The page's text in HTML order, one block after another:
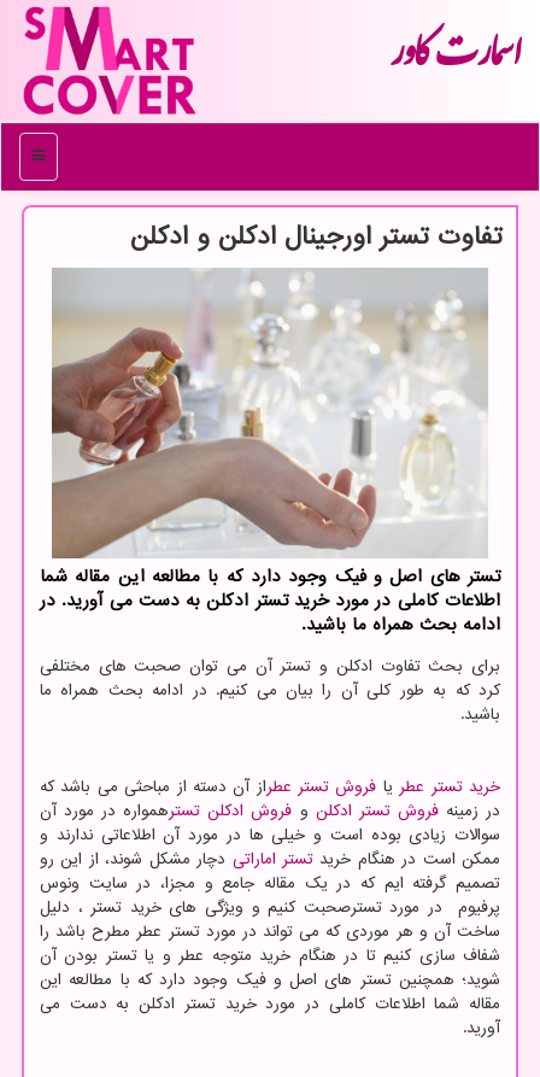
اسمارت كاور
منو
تفاوت تستر اورجینال ادكلن و ادكلن
تستر های اصل و فیك وجود دارد كه با مطالعه این مقاله شما
اطلاعات كاملی در مورد خرید تستر ادكلن به دست می آورید. در
ادامه بحث همراه ما باشید.
برای بحث تفاوت ادکلن و تستر آن می توان صحبت های مختلفی
كرد كه به طور كلی آن را بیان می كنیم. در ادامه بحث همراه ما
باشید.
خرید تستر عطر یا فروش تستر عطراز آن دسته از مباحثی می باشد که
در زمینهفروش تستر ادکلن و فروش ادکلن تسترهمواره در مورد آن
سوالات زیادی بوده است و خیلی ها در مورد آن اطلاعاتی ندارند و
ممکن است در هنگام خریدتستر اماراتی دچار مشکل شوند، از این رو
تصمیم گرفته ایم که در یک مقاله جامع و مجزا، در سایت ونوس
پرفیوم در مورد تسترصحبت کنیم و ویژگی های خرید تستر ، دلیل
ساخت آن و هر موردی که می تواند در مورد تستر عطر مطرح باشد را
شفاف سازی کنیم تا در هنگام خرید متوجه عطر و یا تستر بودن آن
شوید؛ همچنین تستر های اصل و فیک وجود دارد که با مطالعه این
مقاله شما اطلاعات کاملی در مورد خرید تستر ادکلن به دست می
آورید.